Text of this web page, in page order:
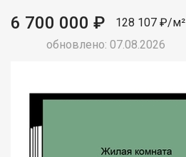
6 700 000 ₽
128 107 ₽/м²
обновлено: 07.08.2026